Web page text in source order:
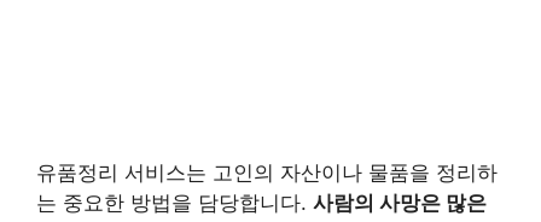
유품정리 서비스는 고인의 자산이나 물품을 정리하
는 중요한 방법을 담당합니다. 사람의 사망은 많은